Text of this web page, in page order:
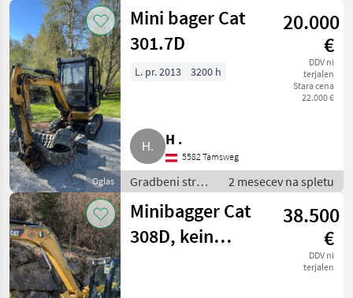
Oglas
Mini bager Cat
301.7D
20.000
€
DDV ni
terjalen
Stara cena
22.000 €
L. pr. 2013 3200 h
H .
5582 Tamsweg
Gradbeni stroji
/ Mini bager
2 mesecev na spletu
Minibagger Cat
308D, kein
38.500
€
DDV ni
terjalen